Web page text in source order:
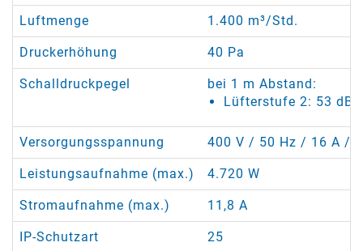
Luftmenge 1.400 m³/Std.
Druckerhöhung 40 Pa
Schalldruckpegel
bei 1 m Abstand:
Lüfterstufe 2: 53
Versorgungsspannung 400 V / 50 Hz / 16 A /
Leistungsaufnahme (max.) 4.720 W
Stromaufnahme (max.) 11,8 A
IP-Schutzart 25